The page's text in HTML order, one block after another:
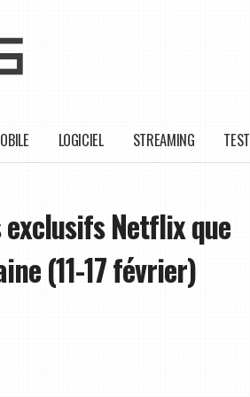
LOGICIEL STREAMING TEST
Netflix que
(11-17 février)